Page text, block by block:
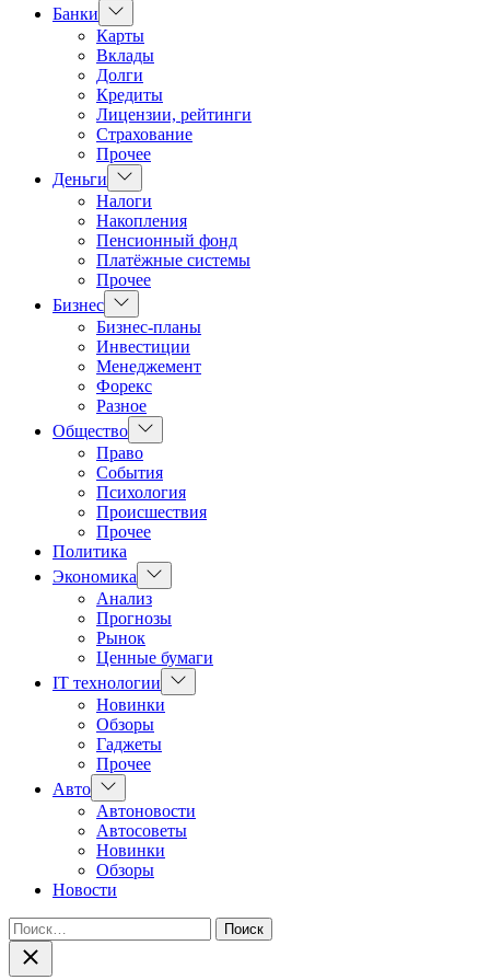
Банки
Показать
подменю
Карты
Вклады
Долги
Кредиты
Лицензии, рейтинги
Страхование
Прочее
Деньги
Показать
подменю
Налоги
Накопления
Пенсионный фонд
Платёжные системы
Прочее
Бизнес Показать
подменю
Бизнес-планы
Инвестиции
Менеджемент
Форекс
Разное
Общество Показать
подменю
Право
События
Психология
Происшествия
Прочее
Политика
Экономика
Показать
подменю
Анализ
Прогнозы
Рынок
Ценные бумаги
IT технологии
Показать
подменю
Новинки
Обзоры
Гаджеты
Прочее
Авто Показать
подменю
Автоновости
Автосоветы
Новинки
Обзоры
Новости
Найти:
Закрыть
поиск